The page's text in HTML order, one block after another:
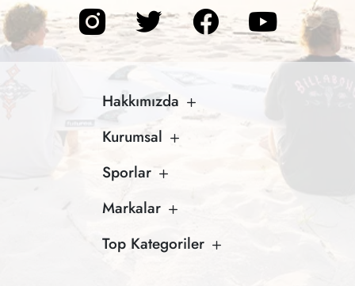
Hakkımızda
Kurumsal
Sporlar
Markalar
Top Kategoriler